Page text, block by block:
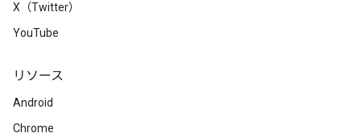
X（Twitter）
YouTube
リソース
Android
Chrome